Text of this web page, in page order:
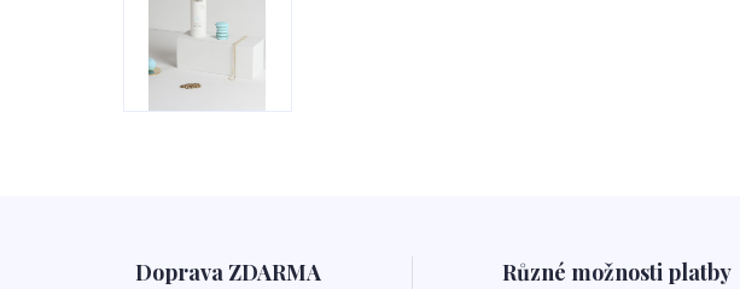
Doprava ZDARMA Různé možnosti platby